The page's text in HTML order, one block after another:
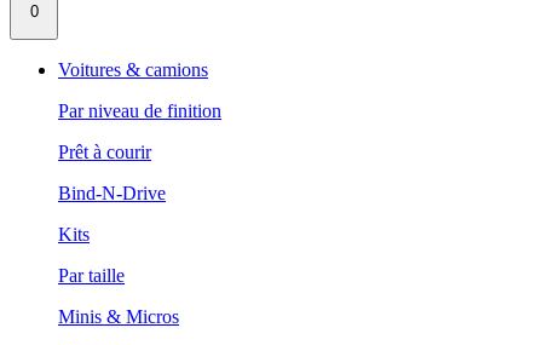
0
Voitures & camions
Par niveau de finition
Prêt à courir
Bind-N-Drive
Kits
Par taille
Minis & Micros